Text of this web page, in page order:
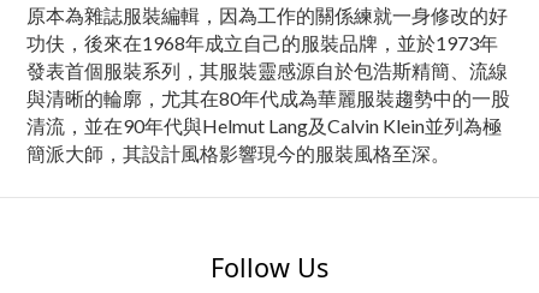
原本為雜誌服裝編輯，因為工作的關係練就一身修改的好
功伕，後來在1968年成立自己的服裝品牌，並於1973年
發表首個服裝系列，其服裝靈感源自於包浩斯精簡、流線
與清晰的輪廓，尤其在80年代成為華麗服裝趨勢中的一股
清流，並在90年代與Helmut Lang及Calvin Klein並列為極
簡派大師，其設計風格影響現今的服裝風格至深。
Follow Us